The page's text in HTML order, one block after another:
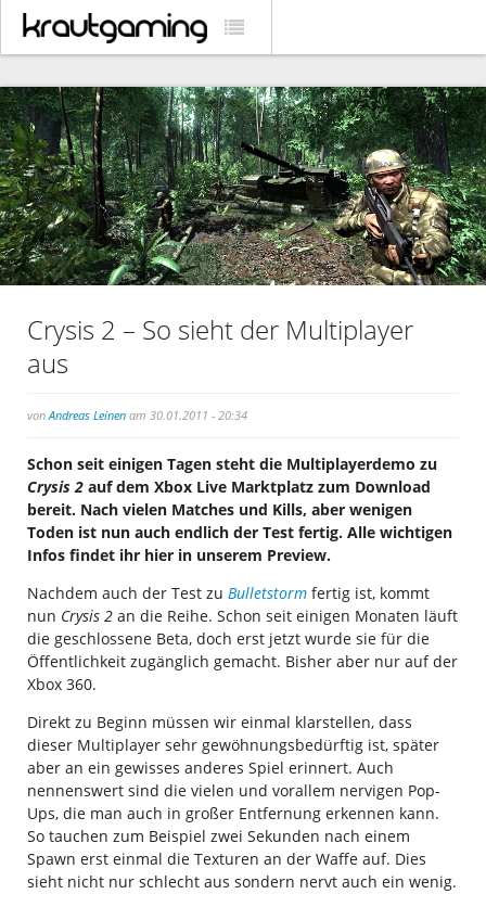
Crysis 2 – So sieht der Multiplayer
aus
von Andreas Leinen am 30.01.2011 - 20:34
Schon seit einigen Tagen steht die Multiplayerdemo zu
Crysis 2 auf dem Xbox Live Marktplatz zum Download
bereit. Nach vielen Matches und Kills, aber wenigen
Toden ist nun auch endlich der Test fertig. Alle wichtigen
Infos findet ihr hier in unserem Preview.
Nachdem auch der Test zu Bulletstorm fertig ist, kommt
nun Crysis 2 an die Reihe. Schon seit einigen Monaten läuft
die geschlossene Beta, doch erst jetzt wurde sie für die
Öffentlichkeit zugänglich gemacht. Bisher aber nur auf der
Xbox 360.
Direkt zu Beginn müssen wir einmal klarstellen, dass
dieser Multiplayer sehr gewöhnungsbedürftig ist, später
aber an ein gewisses anderes Spiel erinnert. Auch
nennenswert sind die vielen und vorallem nervigen Pop-
Ups, die man auch in großer Entfernung erkennen kann.
So tauchen zum Beispiel zwei Sekunden nach einem
Spawn erst einmal die Texturen an der Waffe auf. Dies
sieht nicht nur schlecht aus sondern nervt auch ein wenig.